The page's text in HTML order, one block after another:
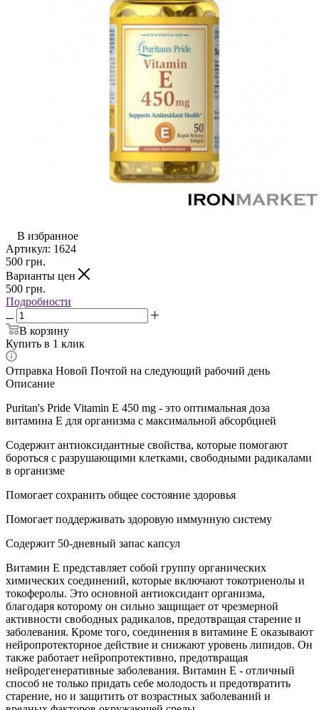
В избранное
Артикул: 1624
500 грн.
Варианты цен
500 грн.
Подробности
В корзину
Купить в 1 клик
Отправка Новой Почтой на следующий рабочий день
Описание
Puritan's Pride Vitamin E 450 mg - это оптимальная доза
витамина Е для организма с максимальной абсорбцией
Содержит антиоксидантные свойства, которые помогают
бороться с разрушающими клетками, свободными радикалами
в организме
Помогает сохранить общее состояние здоровья
Помогает поддерживать здоровую иммунную систему
Содержит 50-дневный запас капсул
Витамин Е представляет собой группу органических
химических соединений, которые включают токотриенолы и
токоферолы. Это основной антиоксидант организма,
благодаря которому он сильно защищает от чрезмерной
активности свободных радикалов, предотвращая старение и
заболевания. Кроме того, соединения в витамине Е оказывают
нейропротекторное действие и снижают уровень липидов. Он
также работает нейропротективно, предотвращая
нейродегенеративные заболевания. Витамин Е - отличный
способ не только придать себе молодость и предотвратить
старение, но и защитить от возрастных заболеваний и